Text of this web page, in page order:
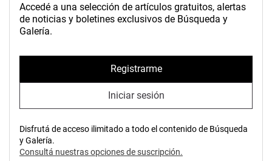
Accedé a una selección de artículos gratuitos, alertas
de noticias y boletines exclusivos de Búsqueda y
Galería.
Registrarme
Iniciar sesión
Disfrutá de acceso ilimitado a todo el contenido de Búsqueda
y Galería.
Consultá nuestras opciones de suscripción.